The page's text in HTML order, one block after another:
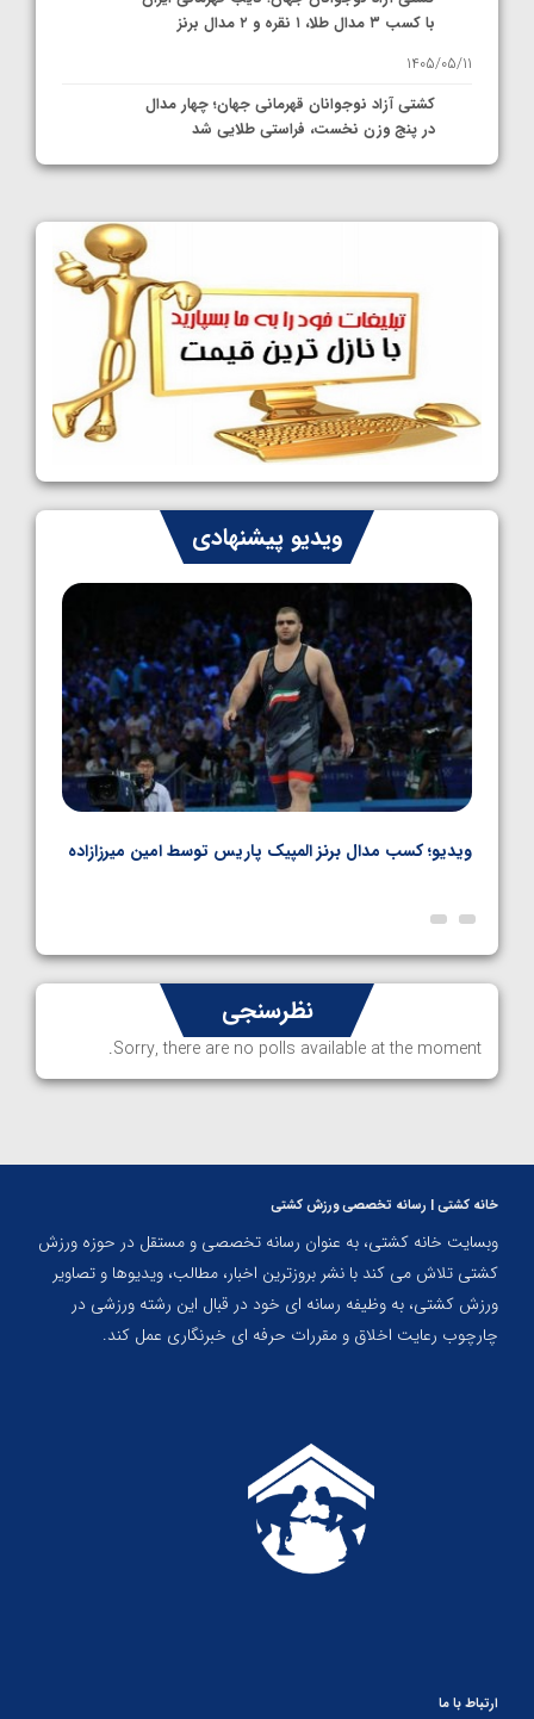
با کسب ۳ مدال طلا، ۱ نقره و ۲ مدال برنز
1405/05/11
کشتی آزاد نوجوانان قهرمانی جهان؛ چهار مدال
در پنج وزن نخست، فراستی طلایی شد
1405/05/11
کشتی آزاد نوجوانان جهان؛ رقبای نمایندگان
ایران مشخص شدند
1405/05/08
کشتی فرنگی نوجوانان جهان؛ سکوی تیمی
سوم برای ایران
1405/05/07
ایران چشم به راه چهار مدال در پنج وزن دوم
کشتی فرنگی نوجوانان جهان
1405/05/06
ویدیو پیشنهادی
ویدیو؛ کسب مدال برنز المپیک پاریس توسط امین میرزازاده
نظرسنجی
Sorry, there are no polls available at the moment.
خانه کشتی | رسانه تخصصی ورزش کشتی
وبسایت خانه کشتی، به عنوان رسانه تخصصی و مستقل در حوزه ورزش
کشتی تلاش می کند با نشر بروزترین اخبار، مطالب، ویدیوها و تصاویر
ورزش کشتی، به وظیفه رسانه ای خود در قبال این رشته ورزشی در
چارچوب رعایت اخلاق و مقررات حرفه ای خبرنگاری عمل کند.
ارتباط با ما